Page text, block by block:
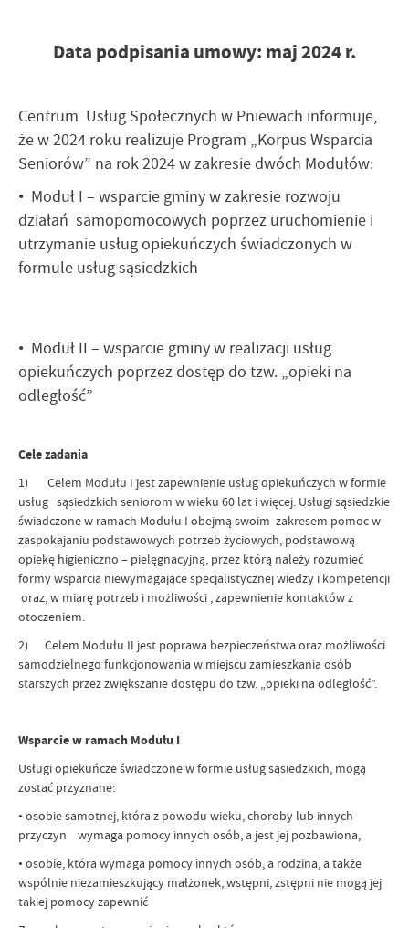
Data podpisania umowy: maj 2024 r.
Centrum Usług Społecznych w Pniewach informuje,
że w 2024 roku realizuje Program „Korpus Wsparcia
Seniorów” na rok 2024 w zakresie dwóch Modułów:
• Moduł I – wsparcie gminy w zakresie rozwoju
działań samopomocowych poprzez uruchomienie i
utrzymanie usług opiekuńczych świadczonych w
formule usług sąsiedzkich
• Moduł II – wsparcie gminy w realizacji usług
opiekuńczych poprzez dostęp do tzw. „opieki na
odległość”
Cele zadania
1) Celem Modułu I jest zapewnienie usług opiekuńczych w formie
usług sąsiedzkich seniorom w wieku 60 lat i więcej. Usługi sąsiedzkie
świadczone w ramach Modułu I obejmą swoim zakresem pomoc w
zaspokajaniu podstawowych potrzeb życiowych, podstawową
opiekę higieniczno – pielęgnacyjną, przez którą należy rozumieć
formy wsparcia niewymagające specjalistycznej wiedzy i kompetencji
oraz, w miarę potrzeb i możliwości , zapewnienie kontaktów z
otoczeniem.
2) Celem Modułu II jest poprawa bezpieczeństwa oraz możliwości
samodzielnego funkcjonowania w miejscu zamieszkania osób
starszych przez zwiększanie dostępu do tzw. „opieki na odległość”.
Wsparcie w ramach Modułu I
Usługi opiekuńcze świadczone w formie usług sąsiedzkich, mogą
zostać przyznane:
• osobie samotnej, która z powodu wieku, choroby lub innych
przyczyn wymaga pomocy innych osób, a jest jej pozbawiona,
• osobie, która wymaga pomocy innych osób, a rodzina, a także
wspólnie niezamieszkujący małżonek, wstępni, zstępni nie mogą jej
takiej pomocy zapewnić